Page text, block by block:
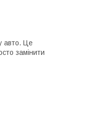
авто. Це
замінити